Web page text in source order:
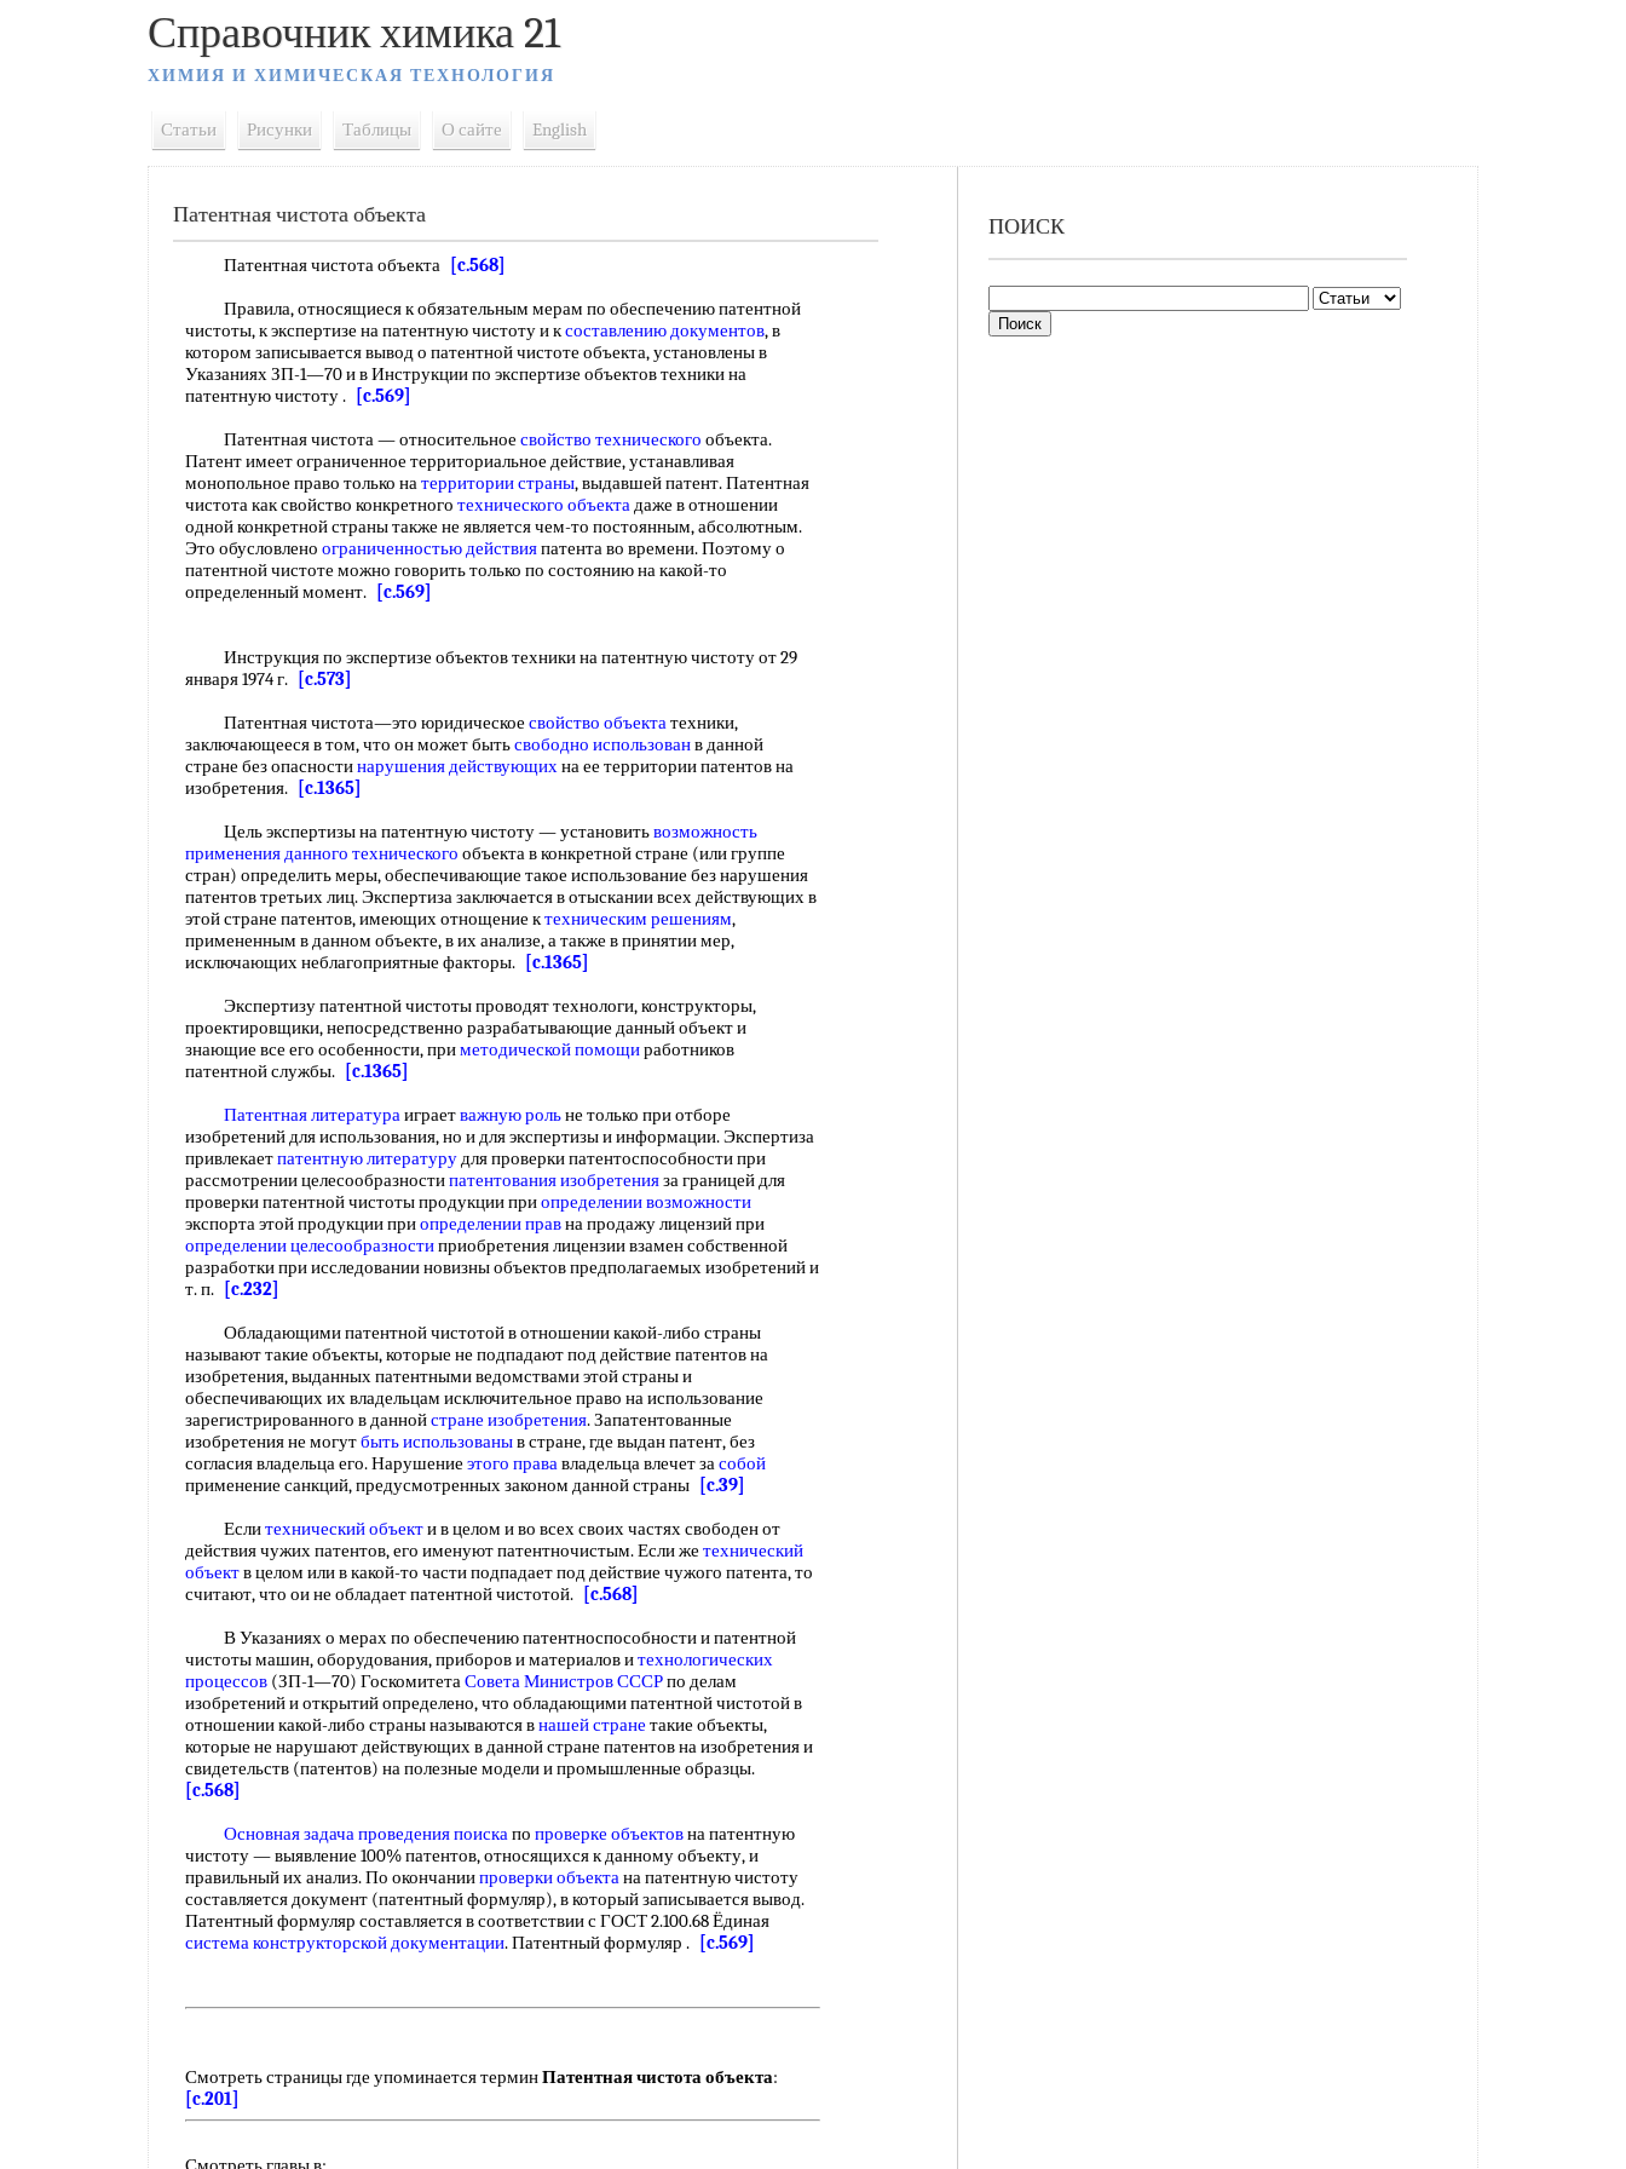
Справочник химика 21
ХИМИЯ И ХИМИЧЕСКАЯ ТЕХНОЛОГИЯ
Статьи Рисунки Таблицы О сайте English
Патентная чистота объекта
Патентная чистота объекта
[c.568]
Правила, относящиеся к обязательным мерам по обеспечению патентной
чистоты, к экспертизе на патентную чистоту и ксоставлению документов, в
котором записывается вывод о патентной чистоте объекта, установлены в
Указаниях ЗП-1—70 и в Инструкции по экспертизе объектов техники на
патентную чистоту .
[c.569]
Патентная чистота — относительное свойство технического объекта.
Патент имеет ограниченное территориальное действие, устанавливая
монопольное право только натерритории страны, выдавшей патент. Патентная
чистота как свойство конкретного технического объектадаже в отношении
одной конкретной страны также не является чем-то постоянным, абсолютным.
Это обусловлено ограниченностью действияпатента во времени. Поэтому о
патентной чистоте можно говорить только по состоянию на какой-то
определенный момент.
[c.569]
Инструкция по экспертизе объектов техники на патентную чистоту от 29
января 1974 г.
[c.573]
Патентная чистота—это юридическое свойство объектатехники,
заключающееся в том, что он может бытьсвободно использованв данной
стране без опасностинарушения действующихна ее территории патентов на
изобретения.
[c.1365]
Цель экспертизы на патентную чистоту — установитьвозможность
примененияданного технического объекта в конкретной стране (или группе
стран) определить меры, обеспечивающие такое использование без нарушения
патентов третьих лиц. Экспертиза заключается в отыскании всех действующих в
этой стране патентов, имеющих отнощение ктехническим решениям,
примененным в данном объекте, в их анализе, а также в принятии мер,
исключающих неблагоприятные факторы.
[c.1365]
Экспертизу патентной чистоты проводят технологи, конструкторы,
проектировщики, непосредственно разрабатывающие данный объект и
знающие все его особенности, приметодической помощиработников
патентной службы.
[c.1365]
Патентная литератураиграетважную рольне только при отборе
изобретений для использования, но и для экспертизы и информации. Экспертиза
привлекаетпатентную литературудля проверки патентоспособности при
рассмотрении целесообразностипатентования изобретенияза границей для
проверки патентной чистоты продукции приопределении возможности
экспорта этой продукции приопределении правна продажу лицензий при
определении целесообразностиприобретения лицензии взамен собственной
разработки при исследовании новизны объектов предполагаемых изобретений и
т. п.
[c.232]
Обладающими патентной чистотой в отношении какой-либо страны
называют такие объекты, которые не подпадают под действие патентов на
изобретения, выданных патентными ведомствами этой страны и
обеспечивающих их владельцам исключительное право на использование
зарегистрированного в даннойстране изобретения. Запатентованные
изобретения не могутбыть использованыв стране, где выдан патент, без
согласия владельца его. Нарушение этого прававладельца влечет засобой
применение санкций, предусмотренных законом данной страны
[c.39]
Еслитехнический объекти в целом и во всех своих частях свободен от
действия чужих патентов, его именуют патентночистым. Если же технический
объектв целом или в какой-то части подпадает под действие чужого патента, то
считают, что ои не обладает патентной чистотой.
[c.568]
В Указаниях о мерах по обеспечению патентноспособности и патентной
чистоты машин, оборудования, приборов и материалов итехнологических
процессов (ЗП-1—70) ГоскомитетаСовета Министров СССРпо делам
изобретений и открытий определено, что обладающими патентной чистотой в
отношении какой-либо страны называются внашей стране такие объекты,
которые не нарушают действующих в данной стране патентов на изобретения и
свидетельств (патентов) на полезные модели и промышленные образцы.
[c.568]
Основная задачапроведения поискапо проверке объектовна патентную
чистоту — выявление 100% патентов, относящихся к данному объекту, и
правильный их анализ. По окончаниипроверки объектана патентную чистоту
составляется документ (патентный формуляр), в который записывается вывод.
Патентный формуляр составляется в соответствии с ГОСТ 2.100.68 Ёдиная
система конструкторской документации. Патентный формуляр . [c.569]
Смотреть страницы где упоминается терминПатентная чистота объекта:
[c.201]
ПОИСК